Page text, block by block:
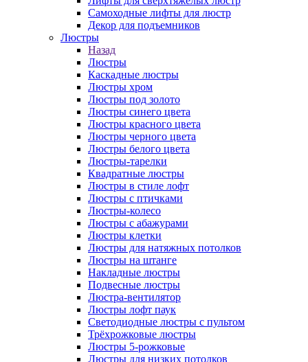
Самоходные лифты для люстр
Декор для подъемников
Люстры
Назад
Люстры
Каскадные люстры
Люстры хром
Люстры под золото
Люстры синего цвета
Люстры красного цвета
Люстры черного цвета
Люстры белого цвета
Люстры-тарелки
Квадратные люстры
Люстры в стиле лофт
Люстры с птичками
Люстры-колесо
Люстры с абажурами
Люстры клетки
Люстры для натяжных потолков
Люстры на штанге
Накладные люстры
Подвесные люстры
Люстра-вентилятор
Люстры лофт паук
Светодиодные люстры с пультом
Трёхрожковые люстры
Люстры 5-рожковые
Люстры для низких потолков